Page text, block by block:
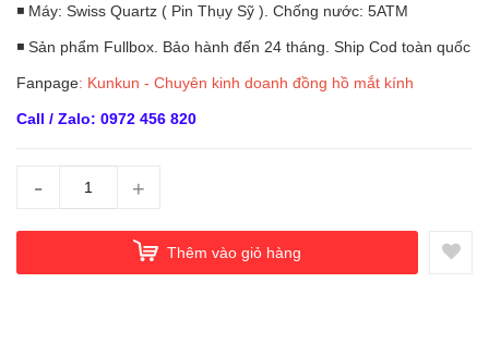
◾ Máy: Swiss Quartz ( Pin Thụy Sỹ ). Chống nước: 5ATM
◾ Sản phẩm Fullbox. Bảo hành đến 24 tháng. Ship Cod toàn quốc
Fanpage: Kunkun - Chuyên kinh doanh đồng hồ mắt kính
Call / Zalo: 0972 456 820
- +
Thêm vào giỏ hàng